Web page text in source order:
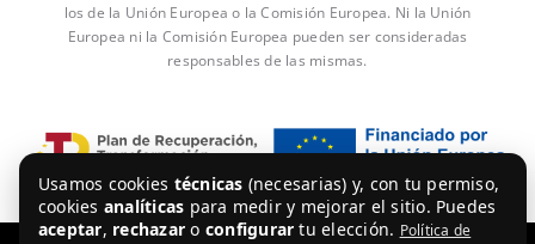
los de la Unión Europea o la Comisión Europea. Ni la Unión
Europea ni la Comisión Europea pueden ser consideradas
responsables de las mismas.
Usamos cookies técnicas (necesarias) y, con tu permiso,
cookies analíticas para medir y mejorar el sitio. Puedes
aceptar, rechazar o configurar tu elección. Política de